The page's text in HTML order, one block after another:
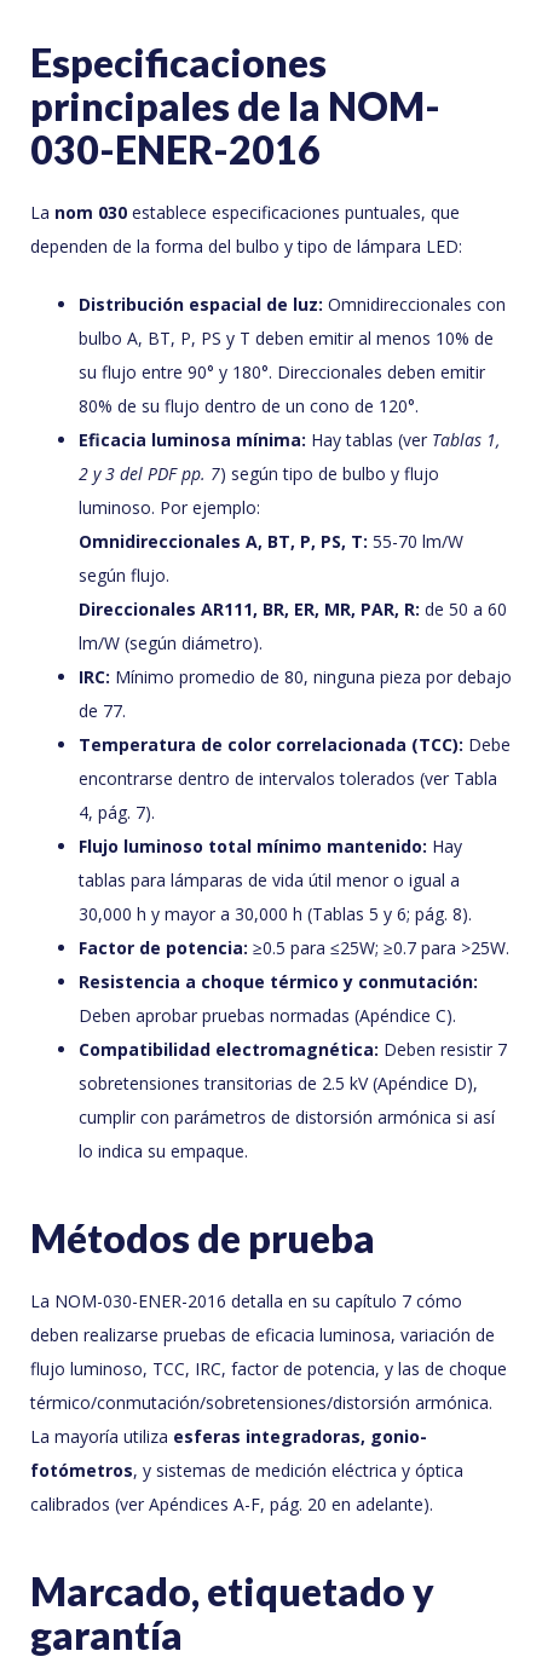
Especificaciones
principales de la NOM-
030-ENER-2016
La nom 030 establece especificaciones puntuales, que
dependen de la forma del bulbo y tipo de lámpara LED:
Distribución espacial de luz: Omnidireccionales con
bulbo A, BT, P, PS y T deben emitir al menos 10% de
su flujo entre 90° y 180°. Direccionales deben emitir
80% de su flujo dentro de un cono de 120°.
Eficacia luminosa mínima: Hay tablas (ver Tablas 1,
2 y 3 del PDF pp. 7) según tipo de bulbo y flujo
luminoso. Por ejemplo:
Omnidireccionales A, BT, P, PS, T: 55-70 lm/W
según flujo.
Direccionales AR111, BR, ER, MR, PAR, R: de 50 a 60
lm/W (según diámetro).
IRC: Mínimo promedio de 80, ninguna pieza por debajo
de 77.
Temperatura de color correlacionada (TCC): Debe
encontrarse dentro de intervalos tolerados (ver Tabla
4, pág. 7).
Flujo luminoso total mínimo mantenido: Hay
tablas para lámparas de vida útil menor o igual a
30,000 h y mayor a 30,000 h (Tablas 5 y 6; pág. 8).
Factor de potencia: ≥0.5 para ≤25W; ≥0.7 para >25W.
Resistencia a choque térmico y conmutación:
Deben aprobar pruebas normadas (Apéndice C).
Compatibilidad electromagnética: Deben resistir 7
sobretensiones transitorias de 2.5 kV (Apéndice D),
cumplir con parámetros de distorsión armónica si así
lo indica su empaque.
Métodos de prueba
La NOM-030-ENER-2016 detalla en su capítulo 7 cómo
deben realizarse pruebas de eficacia luminosa, variación de
flujo luminoso, TCC, IRC, factor de potencia, y las de choque
térmico/conmutación/sobretensiones/distorsión armónica.
La mayoría utiliza esferas integradoras, gonio-
fotómetros, y sistemas de medición eléctrica y óptica
calibrados (ver Apéndices A-F, pág. 20 en adelante).
Marcado, etiquetado y
garantía